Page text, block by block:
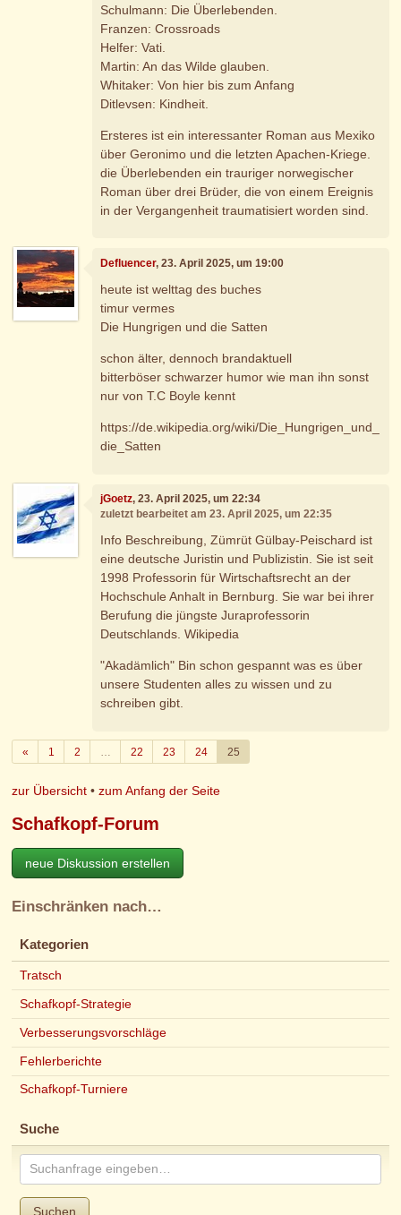
Schulmann: Die Überlebenden.
Franzen: Crossroads
Helfer: Vati.
Martin: An das Wilde glauben.
Whitaker: Von hier bis zum Anfang
Ditlevsen: Kindheit.
Ersteres ist ein interessanter Roman aus Mexiko
über Geronimo und die letzten Apachen-Kriege.
die Überlebenden ein trauriger norwegischer
Roman über drei Brüder, die von einem Ereignis
in der Vergangenheit traumatisiert worden sind.
Defluencer, 23. April 2025, um 19:00
heute ist welttag des buches
timur vermes
Die Hungrigen und die Satten
schon älter, dennoch brandaktuell
bitterböser schwarzer humor wie man ihn sonst
nur von T.C Boyle kennt
https://de.wikipedia.org/wiki/Die_Hungrigen_und_
die_Satten
jGoetz, 23. April 2025, um 22:34
zuletzt bearbeitet am 23. April 2025, um 22:35
Info Beschreibung, Zümrüt Gülbay-Peischard ist
eine deutsche Juristin und Publizistin. Sie ist seit
1998 Professorin für Wirtschaftsrecht an der
Hochschule Anhalt in Bernburg. Sie war bei ihrer
Berufung die jüngste Juraprofessorin
Deutschlands. Wikipedia
"Akadämlich" Bin schon gespannt was es über
unsere Studenten alles zu wissen und zu
schreiben gibt.
«Zurück
1 2 22 23 24 25
zur Übersicht •zum Anfang der Seite
Schafkopf-Forum
neue Diskussion erstellen
Einschränken nach…
Kategorien
Tratsch
Schafkopf-Strategie
Verbesserungsvorschläge
Fehlerberichte
Schafkopf-Turniere
Suche
Suchen